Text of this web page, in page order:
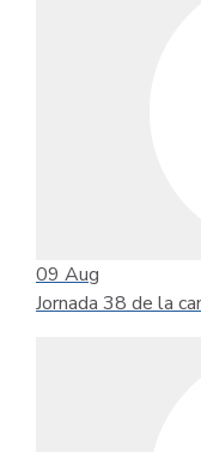
09 Aug
Jornada 38 de la